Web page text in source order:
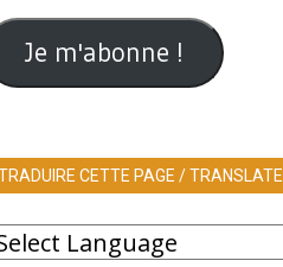
Je m'abonne !
CETTE PAGE / TRANSLATE